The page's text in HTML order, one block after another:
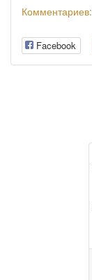
Комментариев:
Facebook